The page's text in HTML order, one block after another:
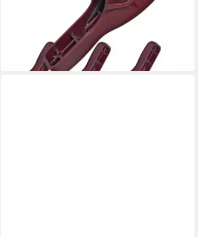
verstellbar 3 cm Set, (4 St)
ab 25,90 €
lieferbar - in 2-3 Werktagen bei dir